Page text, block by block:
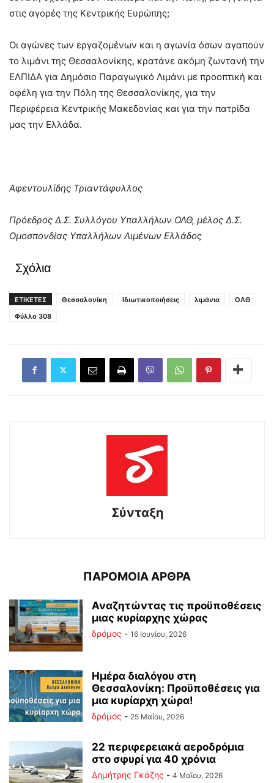
στις αγορές της Κεντρικής Ευρώπης;
Οι αγώνες των εργαζομένων και η αγωνία όσων αγαπούν
το λιμάνι της Θεσσαλονίκης, κρατάνε ακόμη ζωντανή την
ΕΛΠΙΔΑ για Δημόσιο Παραγωγικό Λιμάνι με προοπτική και
οφέλη για την Πόλη της Θεσσαλονίκης, για την
Περιφέρεια Κεντρικής Μακεδονίας και για την πατρίδα
μας την Ελλάδα.
Αφεντουλίδης Τριαντάφυλλος
Πρόεδρος Δ.Σ. Συλλόγου Υπαλλήλων ΟΛΘ, μέλος Δ.Σ.
Ομοσπονδίας Υπαλλήλων Λιμένων Ελλάδος
Σχόλια
ΕΤΙΚΕΤΕΣ Θεσσαλονίκη Ιδιωτικοποιήσεις λιμάνια
ΟΛΘ
Φύλλο 308
Σύνταξη
ΠΑΡΟΜΟΙΑ ΑΡΘΡΑ
Αναζητώντας τις προϋποθέσεις
μιας κυρίαρχης χώρας
δρόμος - 16 Ιουνίου, 2026
Ημέρα διαλόγου στη
Θεσσαλονίκη: Προϋποθέσεις για
μια κυρίαρχη χώρα!
δρόμος - 25 Μαΐου, 2026
22 περιφερειακά αεροδρόμια
στο σφυρί για 40 χρόνια
Δημήτρης Γκάζης - 4 Μαΐου, 2026